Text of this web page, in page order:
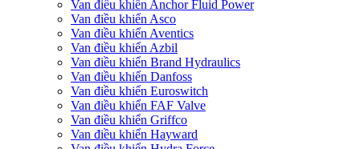
Van điều khiển Anchor Fluid Power
Van điều khiển Asco
Van điều khiển Aventics
Van điều khiển Azbil
Van điều khiển Brand Hydraulics
Van điều khiển Danfoss
Van điều khiển Euroswitch
Van điều khiển FAF Valve
Van điều khiển Griffco
Van điều khiển Hayward